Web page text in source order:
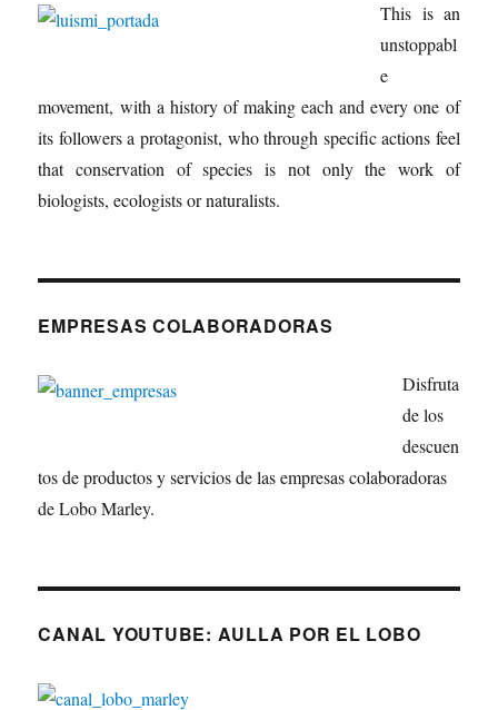
This is an
unstoppabl
e
movement, with a history of making each and every one of
its followers a protagonist, who through specific actions feel
that conservation of species is not only the work of
biologists, ecologists or naturalists.
EMPRESAS COLABORADORAS
Disfruta
de los
descuen
tos de productos y servicios de las empresas colaboradoras
de Lobo Marley.
CANAL YOUTUBE: AULLA POR EL LOBO